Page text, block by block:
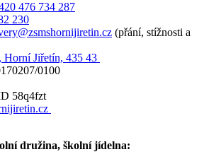
476 734 287
230
(přání, stížnosti a
Horní Jiřetín, 435 43
0100
58q4fzt
družina, školní jídelna: